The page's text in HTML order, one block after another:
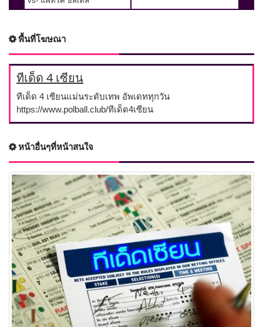
พื้นที่โฆษณา
ทีเด็ด 4 เซียน
ทีเด็ด 4 เซียนแม่นระดับเทพ อัพเดททุกวัน
https://www.polball.club/ทีเด็ด4เซียน
หน้าอื่นๆที่หน้าสนใจ